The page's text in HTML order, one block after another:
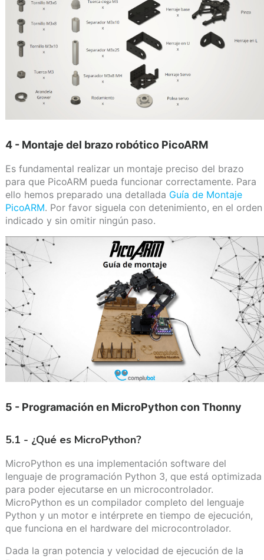
4 - Montaje del brazo robótico PicoARM
Es fundamental realizar un montaje preciso del brazo
para que PicoARM pueda funcionar correctamente. Para
ello hemos preparado una detallada Guía de Montaje
PicoARM. Por favor siguela con detenimiento, en el orden
indicado y sin omitir ningún paso.
5 - Programación en MicroPython con Thonny
5.1 - ¿Qué es MicroPython?
MicroPython​ es una implementación software del
lenguaje de programación Python 3, que está optimizada
para poder ejecutarse en un microcontrolador.
MicroPython es un compilador completo del lenguaje
Python y un motor e intérprete en tiempo de ejecución,
que funciona en el hardware del microcontrolador.
Dada la gran potencia y velocidad de ejecución de la